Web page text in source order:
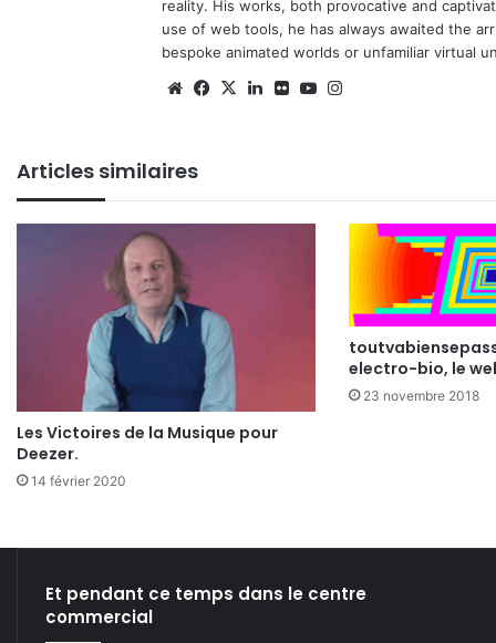
reality. His works, both provocative and
use of web tools, he has always awaited the
bespoke animated worlds or unfamiliar virtual
WebsiteFacebook
X Linkedin
FlickrYouTube
Articles similaires
Les Victoires de la Musique pour
Deezer.
14 février 2020
electro-bio, le
23 novembre 2018
Et pendant ce temps dans le centre
commercial